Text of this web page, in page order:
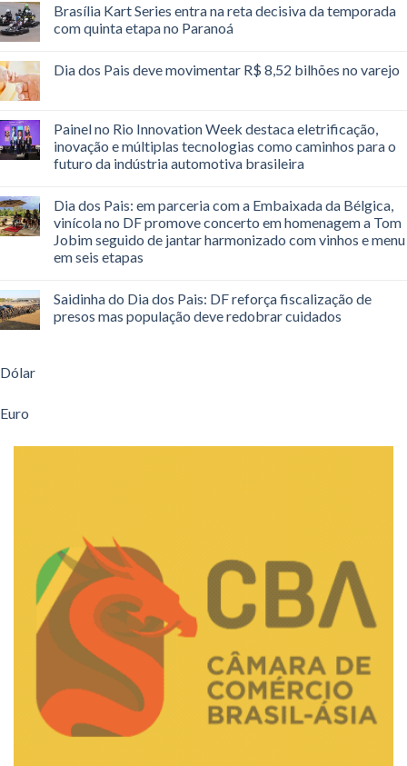
Brasília Kart Series entra na reta decisiva da temporada
com quinta etapa no Paranoá
Dia dos Pais deve movimentar R$ 8,52 bilhões no varejo
Painel no Rio Innovation Week destaca eletrificação,
inovação e múltiplas tecnologias como caminhos para o
futuro da indústria automotiva brasileira
Dia dos Pais: em parceria com a Embaixada da Bélgica,
vinícola no DF promove concerto em homenagem a Tom
Jobim seguido de jantar harmonizado com vinhos e menu
em seis etapas
Saidinha do Dia dos Pais: DF reforça fiscalização de
presos mas população deve redobrar cuidados
Dólar
Euro